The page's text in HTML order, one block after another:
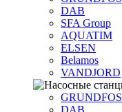
DAB
SFA Group
AQUATIM
ELSEN
Belamos
VANDJORD
GRUNDFOS
DAB